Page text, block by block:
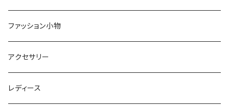
スカート
オールインワン
ファッション小物
アクセサリー
レディース